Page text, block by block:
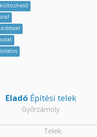
Eladó Építési telek
Győrzámoly
Telek: